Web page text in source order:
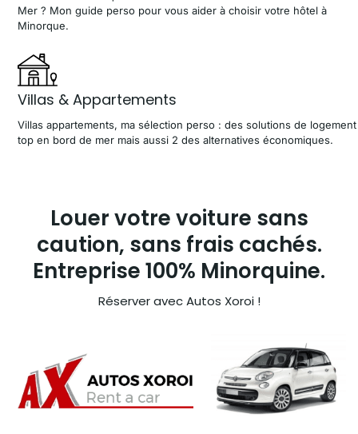
Mer ? Mon guide perso pour vous aider à choisir votre hôtel à
Minorque.
Villas & Appartements
Villas appartements, ma sélection perso : des solutions de logement
top en bord de mer mais aussi 2 des alternatives économiques.
Louer votre voiture sans
caution, sans frais cachés.
Entreprise 100% Minorquine.
Réserver avec Autos Xoroi !